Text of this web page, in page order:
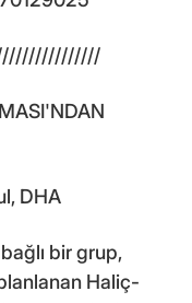
DHA
bir grup,
Haliç-